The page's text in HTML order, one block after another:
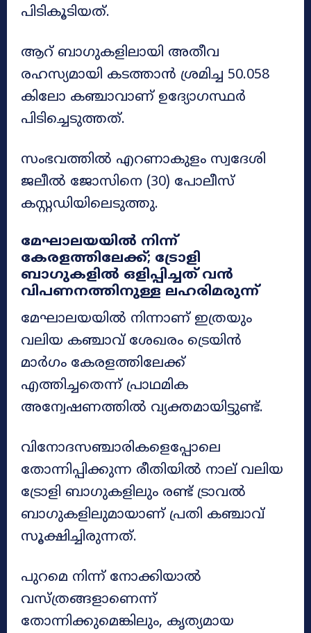
പിടികൂടിയത്.
ആറ് ബാഗുകളിലായി അതീവ
രഹസ്യമായി കടത്താൻ ശ്രമിച്ച 50.058
കിലോ കഞ്ചാവാണ് ഉദ്യോഗസ്ഥർ
പിടിച്ചെടുത്തത്.
സംഭവത്തിൽ എറണാകുളം സ്വദേശി
ജലീൽ ജോസിനെ (30) പോലീസ്
കസ്റ്റഡിയിലെടുത്തു.
മേഘാലയയിൽ നിന്ന്
കേരളത്തിലേക്ക്; ട്രോളി
ബാഗുകളിൽ ഒളിപ്പിച്ചത് വൻ
വിപണനത്തിനുള്ള ലഹരിമരുന്ന്
മേഘാലയയിൽ നിന്നാണ് ഇത്രയും
വലിയ കഞ്ചാവ് ശേഖരം ട്രെയിൻ
മാർഗം കേരളത്തിലേക്ക്
എത്തിച്ചതെന്ന് പ്രാഥമിക
അന്വേഷണത്തിൽ വ്യക്തമായിട്ടുണ്ട്.
വിനോദസഞ്ചാരികളെപ്പോലെ
തോന്നിപ്പിക്കുന്ന രീതിയിൽ നാല് വലിയ
ട്രോളി ബാഗുകളിലും രണ്ട് ട്രാവൽ
ബാഗുകളിലുമായാണ് പ്രതി കഞ്ചാവ്
സൂക്ഷിച്ചിരുന്നത്.
പുറമെ നിന്ന് നോക്കിയാൽ
വസ്ത്രങ്ങളാണെന്ന്
തോന്നിക്കുമെങ്കിലും, കൃത്യമായ